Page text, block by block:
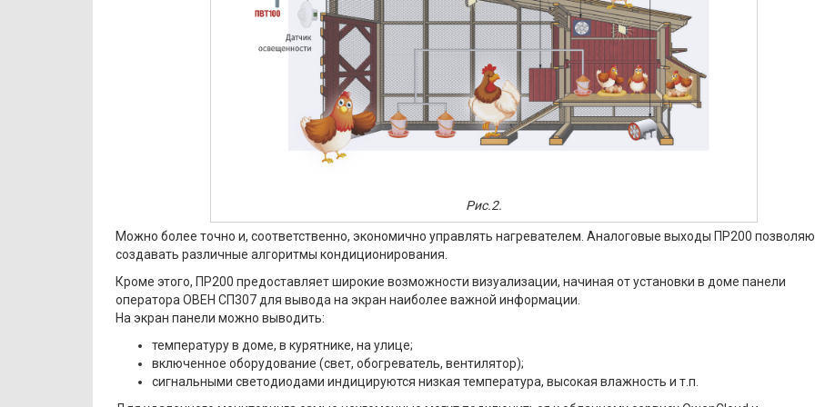
Рис.2.
Можно более точно и, соответственно, экономично управлять нагревателем. Аналоговые выходы ПР200
создавать различные алгоритмы кондиционирования.
Кроме этого, ПР200 предоставляет широкие возможности визуализации, начиная от установки в доме панели
оператора ОВЕН СП307 для вывода на экран наиболее важной информации.
На экран панели можно выводить:
температуру в доме, в курятнике, на улице;
включенное оборудование (свет, обогреватель, вентилятор);
сигнальными светодиодами индицируются низкая температура, высокая влажность и т.п.